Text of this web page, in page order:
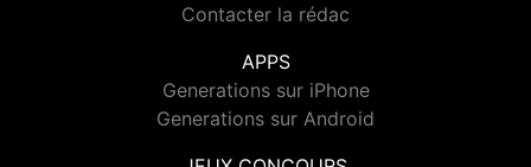
Contacter la rédac
APPS
Generations sur iPhone
Generations sur Android